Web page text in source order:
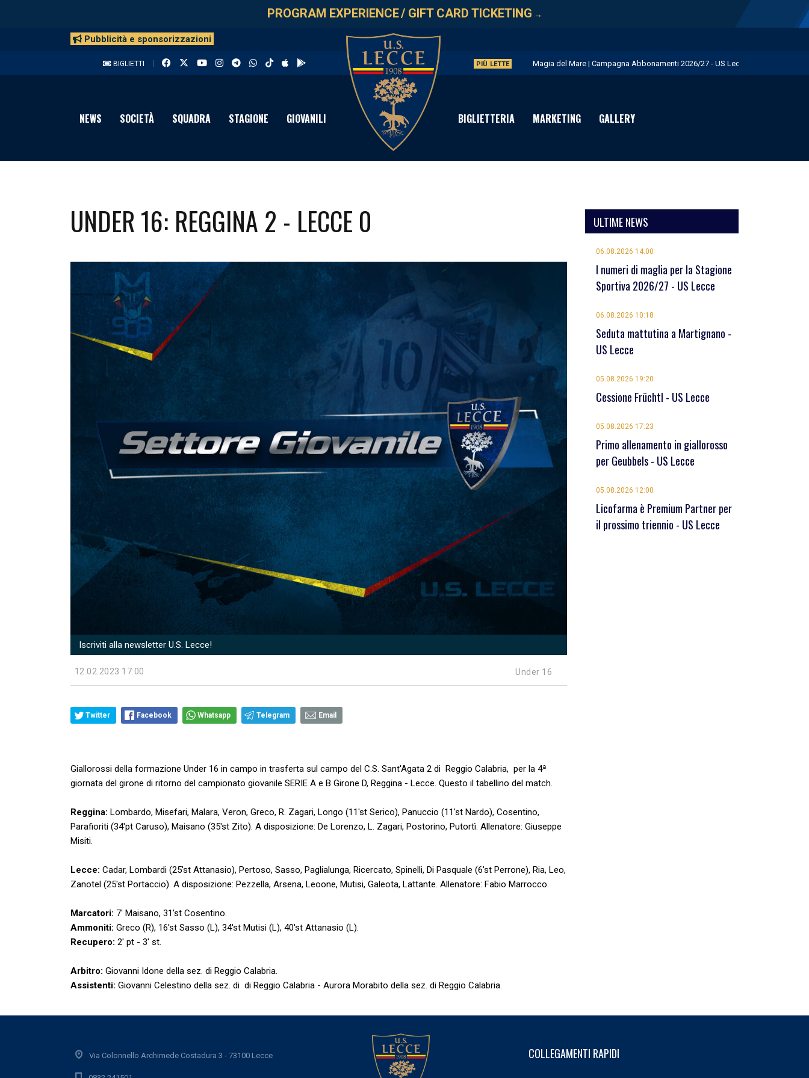
PROGRAM EXPERIENCE/ GIFT CARD TICKETING →
Pubblicità e sponsorizzazioni
BIGLIETTI PIÙ LETTE Magia del Mare | Campagna Abbonamenti 2026/27 - US Lecce
Licofarma è Premium Partner per il prossimo triennio - US Lecce
Seduta mattutina a Martignano - US Lecce
NEWS SOCIETÀ SQUADRA STAGIONE GIOVANILI BIGLIETTERIA MARKETING GALLERY
UNDER 16: REGGINA 2 - LECCE 0
Iscriviti alla newsletter U.S. Lecce!
12.02.2023 17:00 Under 16
Twitter Facebook Whatsapp Telegram Email
Giallorossi della formazione Under 16 in campo in trasferta sul campo del C.S. Sant'Agata 2 di Reggio Calabria, per la 4ª
giornata del girone di ritorno del campionato giovanile SERIE A e B Girone D, Reggina - Lecce. Questo il tabellino del match.
Reggina: Lombardo, Misefari, Malara, Veron, Greco, R. Zagari, Longo (11'st Serico), Panuccio (11'st Nardo), Cosentino,
Parafioriti (34'pt Caruso), Maisano (35'st Zito). A disposizione: De Lorenzo, L. Zagari, Postorino, Putortì. Allenatore: Giuseppe
Misiti.
Lecce: Cadar, Lombardi (25'st Attanasio), Pertoso, Sasso, Paglialunga, Ricercato, Spinelli, Di Pasquale (6'st Perrone), Ria, Leo,
Zanotel (25'st Portaccio). A disposizione: Pezzella, Arsena, Leoone, Mutisi, Galeota, Lattante. Allenatore: Fabio Marrocco.
Marcatori: 7' Maisano, 31'st Cosentino.
Ammoniti: Greco (R), 16'st Sasso (L), 34'st Mutisi (L), 40'st Attanasio (L).
Recupero: 2' pt - 3' st.
Arbitro: Giovanni Idone della sez. di Reggio Calabria.
Assistenti: Giovanni Celestino della sez. di di Reggio Calabria - Aurora Morabito della sez. di Reggio Calabria.
ULTIME NEWS
06.08.2026 14:00
I numeri di maglia per la Stagione
Sportiva 2026/27 - US Lecce
06.08.2026 10:18
Seduta mattutina a Martignano -
US Lecce
05.08.2026 19:20
Cessione Früchtl - US Lecce
05.08.2026 17:23
Primo allenamento in giallorosso
per Geubbels - US Lecce
05.08.2026 12:00
Licofarma è Premium Partner per
il prossimo triennio - US Lecce
Via Colonnello Archimede Costadura 3 - 73100 Lecce COLLEGAMENTI RAPIDI